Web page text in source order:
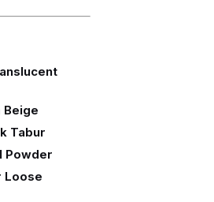
Beige
Tabur
Powder
Loose